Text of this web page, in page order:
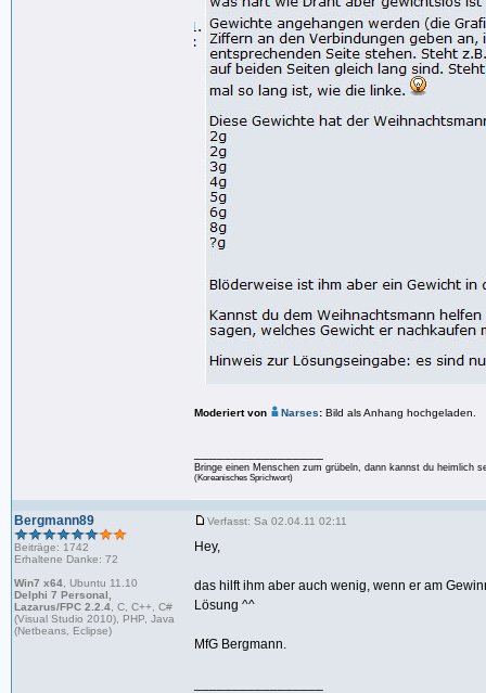
Moderiert von Narses: Bild als Anhang hochgeladen.
Bringe einen Menschen zum grübeln, dann kannst du heimlich
(Koreanisches Sprichwort)
Bergmann89
Beiträge: 1742
Erhaltene Danke: 72
Win7 x64 , Ubuntu 11.10
Delphi 7 Personal,
Lazarus/FPC 2.2.4 , C, C++, C#
(Visual Studio 2010), PHP, Java
(Netbeans, Eclipse)
Verfasst: Sa 02.04.11 02:11
Hey,
das hilft ihm aber auch wenig, wenn er am
Lösung ^^
MfG Bergmann.